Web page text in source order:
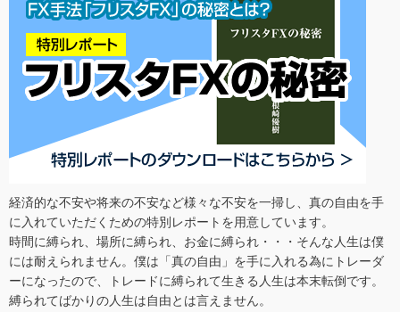
経済的な不安や将来の不安など様々な不安を一掃し、真の自由を手
に入れていただくための特別レポートを用意しています。
時間に縛られ、場所に縛られ、お金に縛られ・・・そんな人生は僕
には耐えられません。僕は「真の自由」を手に入れる為にトレーダ
ーになったので、トレードに縛られて生きる人生は本末転倒です。
縛られてばかりの人生は自由とは言えません。